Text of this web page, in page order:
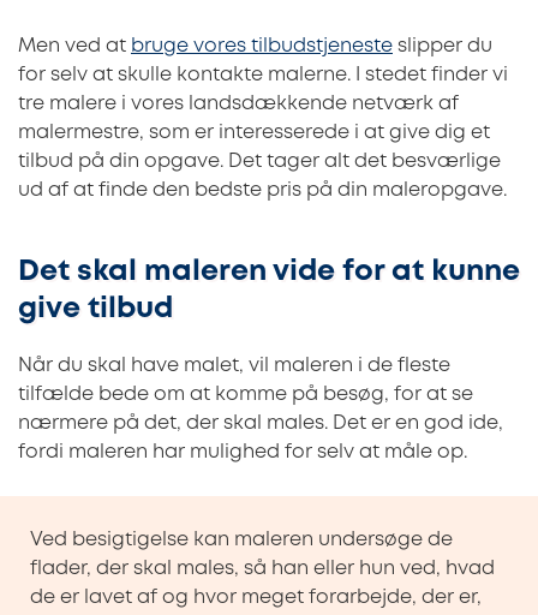
Men ved at bruge vores tilbudstjeneste slipper du
for selv at skulle kontakte malerne. I stedet finder vi
tre malere i vores landsdækkende netværk af
malermestre, som er interesserede i at give dig et
tilbud på din opgave. Det tager alt det besværlige
ud af at finde den bedste pris på din maleropgave.
Det skal maleren vide for at kunne
give tilbud
Når du skal have malet, vil maleren i de fleste
tilfælde bede om at komme på besøg, for at se
nærmere på det, der skal males. Det er en god ide,
fordi maleren har mulighed for selv at måle op.
Ved besigtigelse kan maleren undersøge de
flader, der skal males, så han eller hun ved, hvad
de er lavet af og hvor meget forarbejde, der er,